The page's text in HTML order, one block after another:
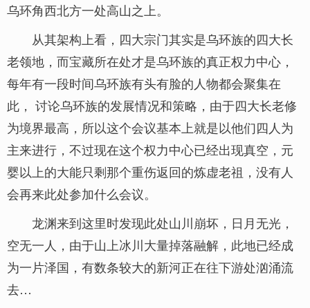
乌环角西北方一处高山之上。
从其架构上看，四大宗门其实是乌环族的四大长
老领地，而宝藏所在处才是乌环族的真正权力中心，
每年有一段时间乌环族有头有脸的人物都会聚集在
此， 讨论乌环族的发展情况和策略，由于四大长老修
为境界最高，所以这个会议基本上就是以他们四人为
主来进行，不过现在这个权力中心已经出现真空，元
婴以上的大能只剩那个重伤返回的炼虚老祖，没有人
会再来此处参加什么会议。
龙渊来到这里时发现此处山川崩坏，日月无光，
空无一人，由于山上冰川大量掉落融解，此地已经成
为一片泽国，有数条较大的新河正在往下游处汹涌流
去…